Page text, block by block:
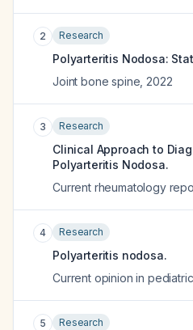
2 Research
Polyarteritis Nodosa:
Joint bone spine 2022
3 Research
Clinical Approach to
Polyarteritis Nodosa.
Current rheumatology
4 Research
Polyarteritis nodosa.
Current opinion in
5 Research